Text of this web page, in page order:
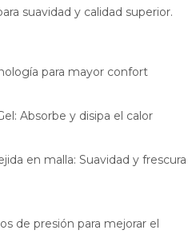
suavidad y calidad superior.
para mayor confort
Absorbe y disipa el calor
en malla: Suavidad y frescura
de presión para mejorar el